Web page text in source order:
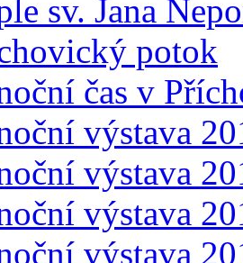
sv. Jana
potok
čas v
výstava
výstava
výstava
výstava